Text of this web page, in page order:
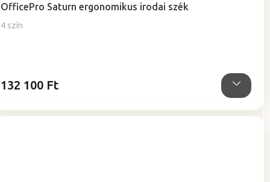
OfficePro Saturn ergonomikus irodai szék
4 szín
132 100 Ft